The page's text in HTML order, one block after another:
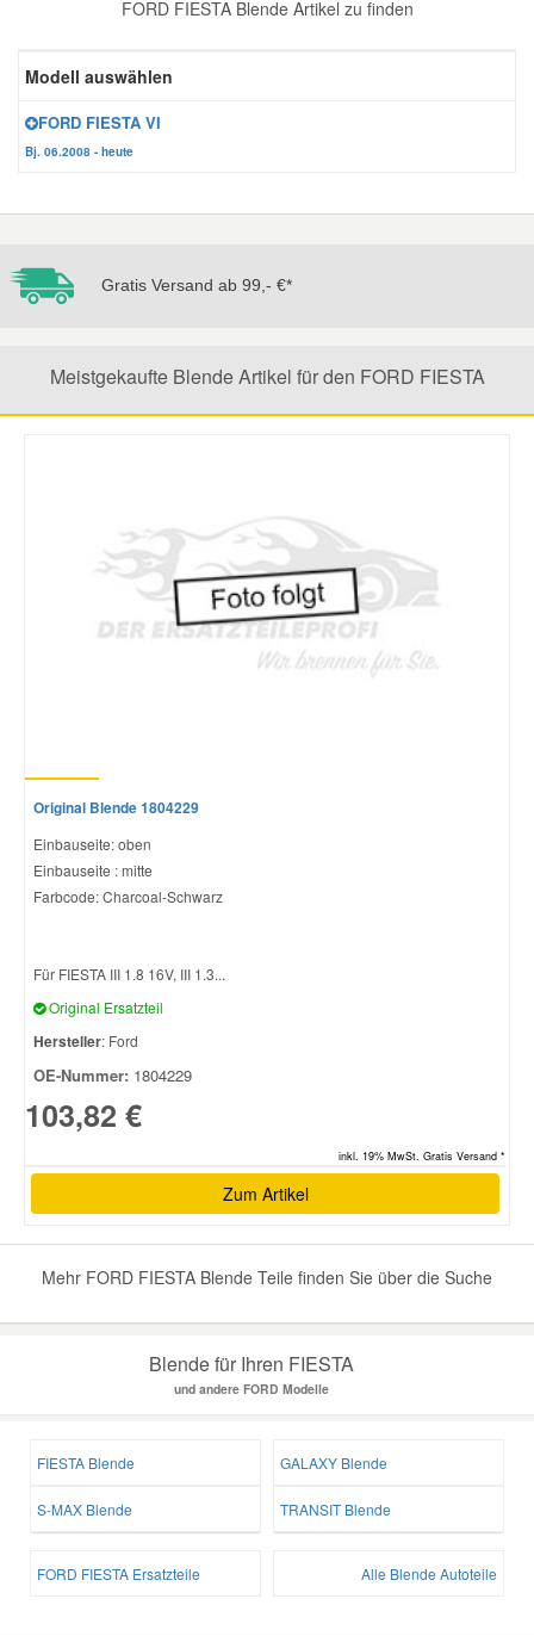
FORD FIESTA Blende Artikel zu finden
Modell auswählen
FORD FIESTA VI
Bj. 06.2008 - heute
Gratis Versand ab 99,- €*
Meistgekaufte Blende Artikel für den FORD FIESTA
Original Blende 1804229
Einbauseite: oben
Einbauseite : mitte
Farbcode: Charcoal-Schwarz
Für FIESTA III 1.8 16V, III 1.3...
Original Ersatzteil
Hersteller: Ford
OE-Nummer: 1804229
103,82 €
inkl. 19% MwSt. Gratis Versand *
Zum Artikel
Mehr FORD FIESTA Blende Teile finden Sie über die Suche
Blende für Ihren FIESTA
und andere FORD Modelle
FIESTA Blende GALAXY Blende
S-MAX Blende TRANSIT Blende
FORD FIESTA Ersatzteile Alle Blende Autoteile
Zündanlage und Glühanlage
Jeep Ersatzteile
Mazda Ersatzteile
Nissan Ersatzteile
Smart Ersatzteile
Toyota Ersatzteile
Volvo Ersatzteile